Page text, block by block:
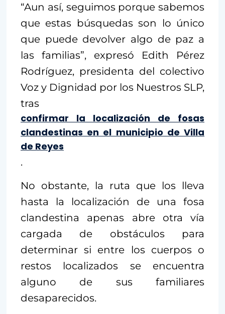
“Aun así, seguimos porque sabemos
que estas búsquedas son lo único
que puede devolver algo de paz a
las familias”, expresó Edith Pérez
Rodríguez, presidenta del colectivo
Voz y Dignidad por los Nuestros SLP,
tras
confirmar la localización de fosas
clandestinas en el municipio de Villa
de Reyes
.
No obstante, la ruta que los lleva
hasta la localización de una fosa
clandestina apenas abre otra vía
cargada de obstáculos para
determinar si entre los cuerpos o
restos localizados se encuentra
alguno de sus familiares
desaparecidos.